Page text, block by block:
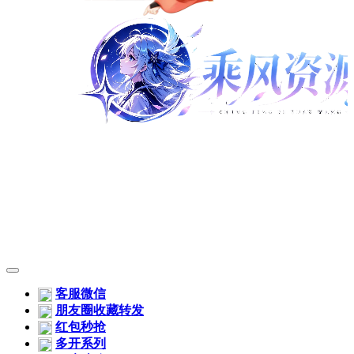
客服微信
朋友圈收藏转发
红包秒抢
多开系列